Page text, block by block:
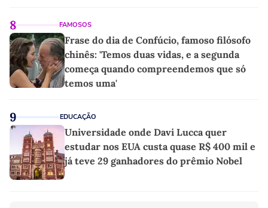
8 FAMOSOS
Frase do dia de Confúcio, famoso filósofo
chinês: 'Temos duas vidas, e a segunda
começa quando compreendemos que só
temos uma'
9 EDUCAÇÃO
Universidade onde Davi Lucca quer
estudar nos EUA custa quase R$ 400 mil e
já teve 29 ganhadores do prêmio Nobel